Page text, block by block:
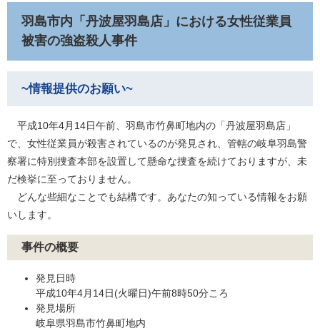
羽島市内「丹波屋羽島店」における女性従業員
被害の強盗殺人事件
~情報提供のお願い~
平成10年4月14日午前、羽島市竹鼻町地内の「丹波屋羽島店」
で、女性従業員が殺害されているのが発見され、管轄の岐阜羽島警
察署に特別捜査本部を設置して懸命な捜査を続けておりますが、未
だ検挙に至っておりません。
どんな些細なことでも結構です。あなたの知っている情報をお願
いします。
事件の概要
発見日時
平成10年4月14日(火曜日)午前8時50分ころ
発見場所
岐阜県羽島市竹鼻町地内